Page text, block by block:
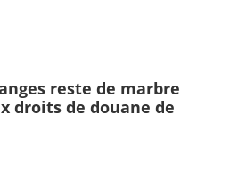
reste de marbre
droits de douane de